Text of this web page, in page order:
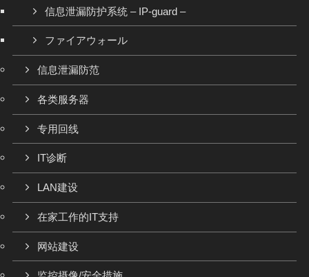
信息泄漏防护系统 – IP-guard –
ファイアウォール
信息泄漏防范
各类服务器
专用回线
IT诊断
LAN建设
在家工作的IT支持
网站建设